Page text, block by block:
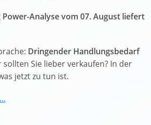
Analyse vom 07. August liefert
Dringender Handlungsbedarf
Sie lieber verkaufen? In der
jetzt zu tun ist.